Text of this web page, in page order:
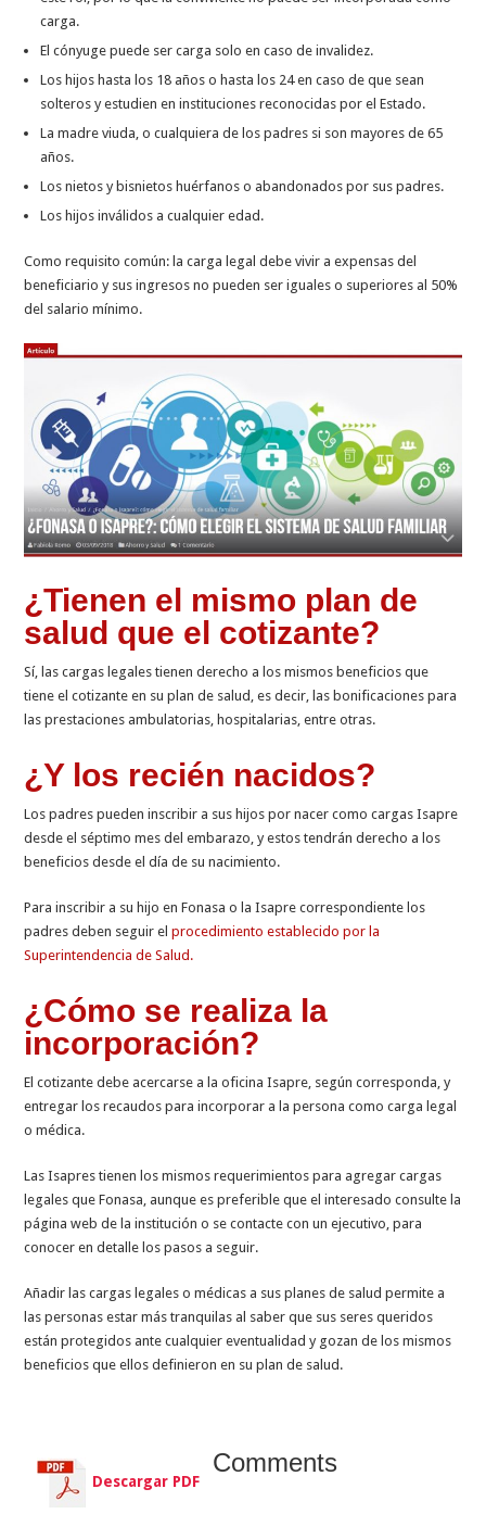
carga.
El cónyuge puede ser carga solo en caso de invalidez.
Los hijos hasta los 18 años o hasta los 24 en caso de que sean
solteros y estudien en instituciones reconocidas por el Estado.
La madre viuda, o cualquiera de los padres si son mayores de 65
años.
Los nietos y bisnietos huérfanos o abandonados por sus padres.
Los hijos inválidos a cualquier edad.
Como requisito común: la carga legal debe vivir a expensas del
beneficiario y sus ingresos no pueden ser iguales o superiores al 50%
del salario mínimo.
¿Tienen el mismo plan de
salud que el cotizante?
Sí, las cargas legales tienen derecho a los mismos beneficios que
tiene el cotizante en su plan de salud, es decir, las bonificaciones para
las prestaciones ambulatorias, hospitalarias, entre otras.
¿Y los recién nacidos?
Los padres pueden inscribir a sus hijos por nacer como cargas Isapre
desde el séptimo mes del embarazo, y estos tendrán derecho a los
beneficios desde el día de su nacimiento.
Para inscribir a su hijo en Fonasa o la Isapre correspondiente los
padres deben seguir el procedimiento establecido por la
Superintendencia de Salud.
¿Cómo se realiza la
incorporación?
El cotizante debe acercarse a la oficina Isapre, según corresponda, y
entregar los recaudos para incorporar a la persona como carga legal
o médica.
Las Isapres tienen los mismos requerimientos para agregar cargas
legales que Fonasa, aunque es preferible que el interesado consulte la
página web de la institución o se contacte con un ejecutivo, para
conocer en detalle los pasos a seguir.
Añadir las cargas legales o médicas a sus planes de salud permite a
las personas estar más tranquilas al saber que sus seres queridos
están protegidos ante cualquier eventualidad y gozan de los mismos
beneficios que ellos definieron en su plan de salud.
Descargar PDF
Comments